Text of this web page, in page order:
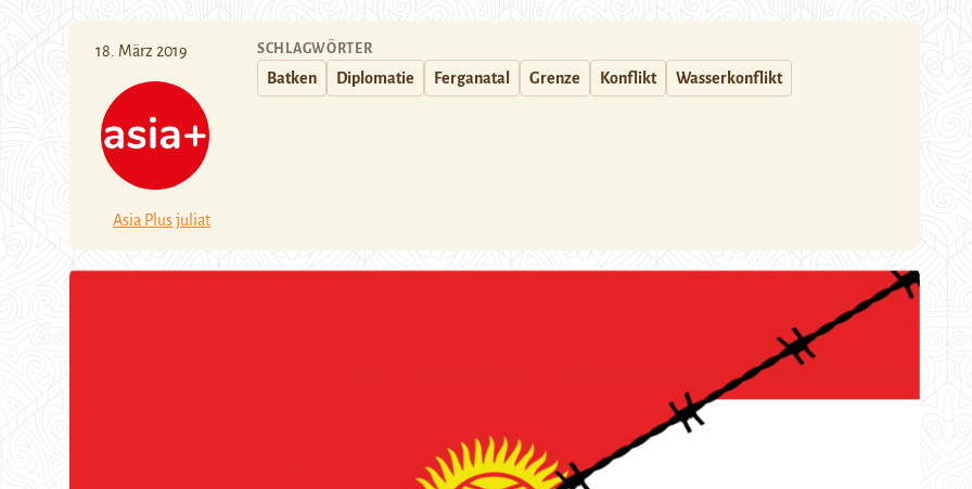
18. März 2019
Asia Plusjuliat
SCHLAGWÖRTER
Batken Diplomatie Ferganatal Grenze Konflikt Wasserkonflikt